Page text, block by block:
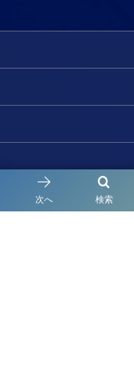
検索
次へ